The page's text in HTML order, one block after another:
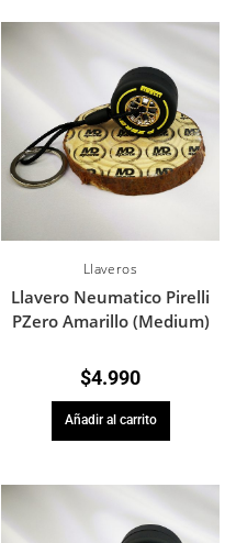
Llaveros
Llavero Neumatico Pirelli
PZero Amarillo (Medium)
$4.990
Añadir al carrito